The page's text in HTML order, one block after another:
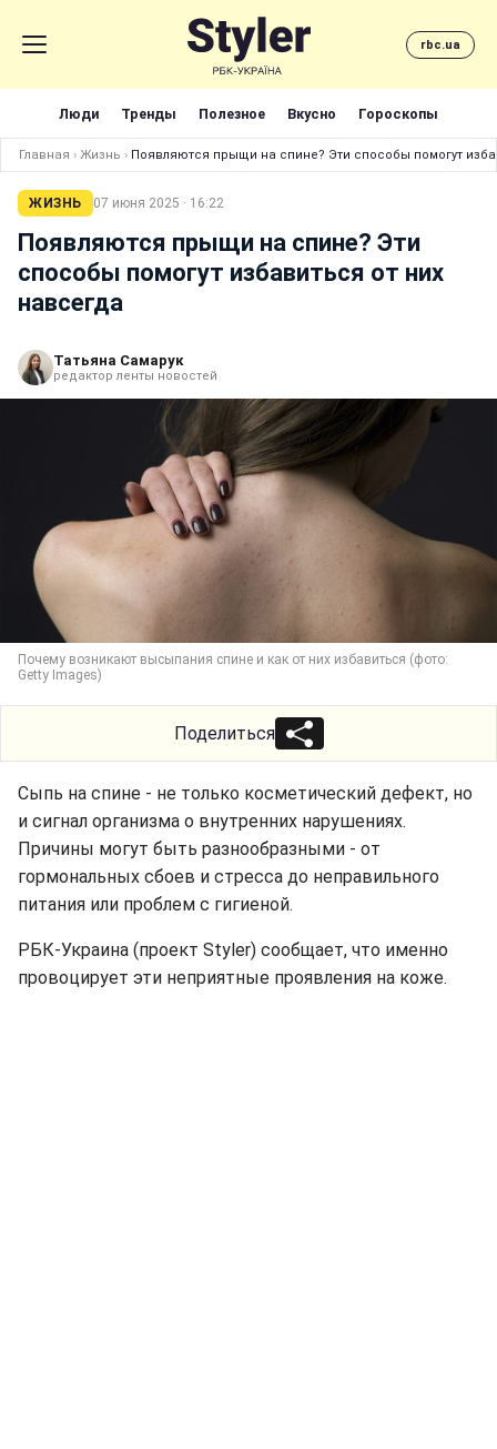
rbc.ua
Люди Тренды Полезное Вкусно Гороскопы
Главная › Жизнь › Появляются прыщи на спине? Эти способы помогут
ЖИЗНЬ 07 июня 2025 · 16:22
Появляются прыщи на спине? Эти
способы помогут избавиться от них
навсегда
Татьяна Самарук
редактор ленты новостей
Почему возникают высыпания спине и как от них избавиться (фото:
Getty Images)
Поделиться
Сыпь на спине - не только косметический дефект, но
и сигнал организма о внутренних нарушениях.
Причины могут быть разнообразными - от
гормональных сбоев и стресса до неправильного
питания или проблем с гигиеной.
РБК-Украина (проект Styler) сообщает, что именно
провоцирует эти неприятные проявления на коже.